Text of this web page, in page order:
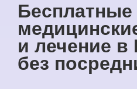
Бесплатные
и лечение в
без